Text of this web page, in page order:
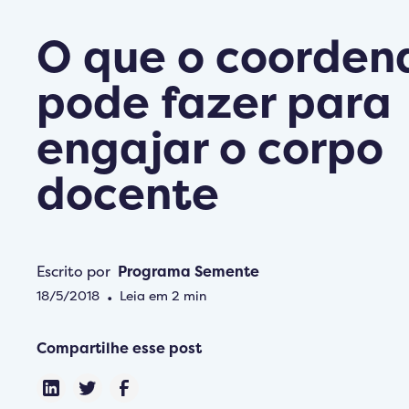
O que o
pode fazer para
engajar o corpo
docente
Escrito por Programa Semente
18/5/2018 • Leia em 2 min
Compartilhe esse post